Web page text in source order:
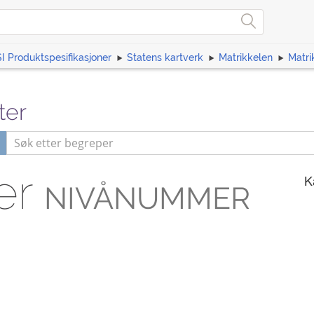
Produktspesifikasjoner Statens kartverk Matrikkelen
NIVÅNUMMER